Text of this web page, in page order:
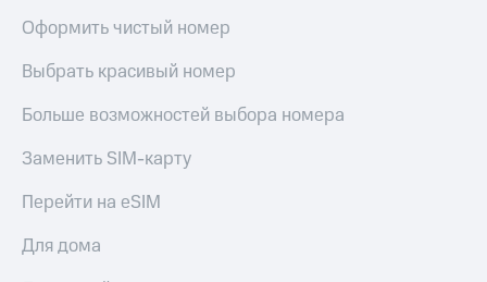
Оформить чистый номер
Выбрать красивый номер
Больше возможностей выбора номера
Заменить SIM-карту
Перейти на eSIM
Для дома